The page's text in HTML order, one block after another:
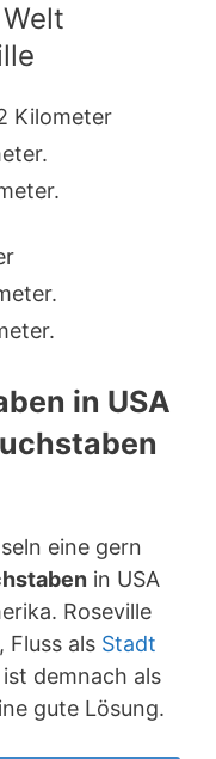
Kilometer
in USA
eine gern
in USA
Roseville
Fluss als Stadt
demnach als
gute Lösung.